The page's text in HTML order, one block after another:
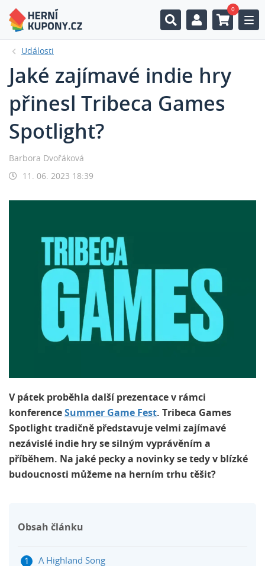
0
Události
Jaké zajímavé indie hry
přinesl Tribeca Games
Spotlight?
Barbora Dvořáková
11. 06. 2023 18:39
V pátek proběhla další prezentace v rámci
konference Summer Game Fest. Tribeca Games
Spotlight tradičně představuje velmi zajímavé
nezávislé indie hry se silným vyprávěním a
příběhem. Na jaké pecky a novinky se tedy v blízké
budoucnosti můžeme na herním trhu těšit?
Obsah článku
A Highland Song